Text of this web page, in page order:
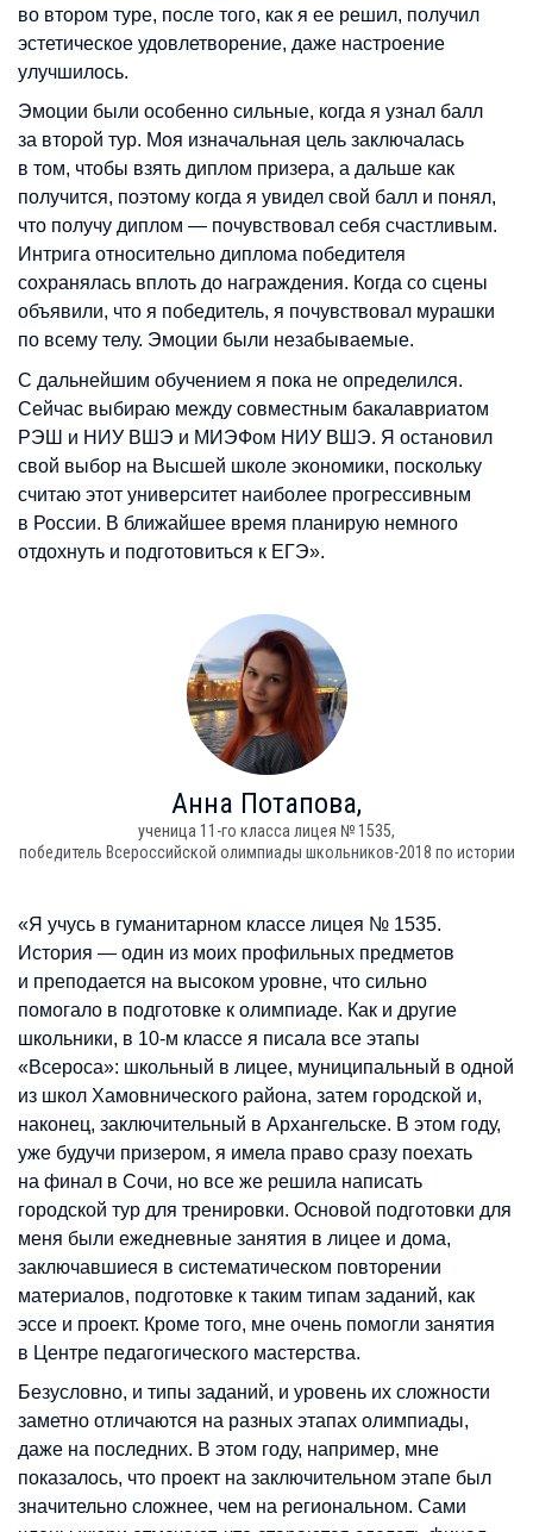
во втором туре, после того, как я ее решил, получил
эстетическое удовлетворение, даже настроение
улучшилось.
Эмоции были особенно сильные, когда я узнал балл
за второй тур. Моя изначальная цель заключалась
в том, чтобы взять диплом призера, а дальше как
получится, поэтому когда я увидел свой балл и понял,
что получу диплом — почувствовал себя счастливым.
Интрига относительно диплома победителя
сохранялась вплоть до награждения. Когда со сцены
объявили, что я победитель, я почувствовал мурашки
по всему телу. Эмоции были незабываемые.
С дальнейшим обучением я пока не определился.
Сейчас выбираю между совместным бакалавриатом
РЭШ и НИУ ВШЭ и МИЭФом НИУ ВШЭ. Я остановил
свой выбор на Высшей школе экономики, поскольку
считаю этот университет наиболее прогрессивным
в России. В ближайшее время планирую немного
отдохнуть и подготовиться к ЕГЭ».
Анна Потапова,
ученица 11-го класса лицея № 1535,
победитель Всероссийской олимпиады школьников-2018 по истории
«Я учусь в гуманитарном классе лицея № 1535.
История — один из моих профильных предметов
и преподается на высоком уровне, что сильно
помогало в подготовке к олимпиаде. Как и другие
школьники, в 10-м классе я писала все этапы
«Всероса»: школьный в лицее, муниципальный в одной
из школ Хамовнического района, затем городской и,
наконец, заключительный в Архангельске. В этом году,
уже будучи призером, я имела право сразу поехать
на финал в Сочи, но все же решила написать
городской тур для тренировки. Основой подготовки для
меня были ежедневные занятия в лицее и дома,
заключавшиеся в систематическом повторении
материалов, подготовке к таким типам заданий, как
эссе и проект. Кроме того, мне очень помогли занятия
в Центре педагогического мастерства.
Безусловно, и типы заданий, и уровень их сложности
заметно отличаются на разных этапах олимпиады,
даже на последних. В этом году, например, мне
показалось, что проект на заключительном этапе был
значительно сложнее, чем на региональном. Сами